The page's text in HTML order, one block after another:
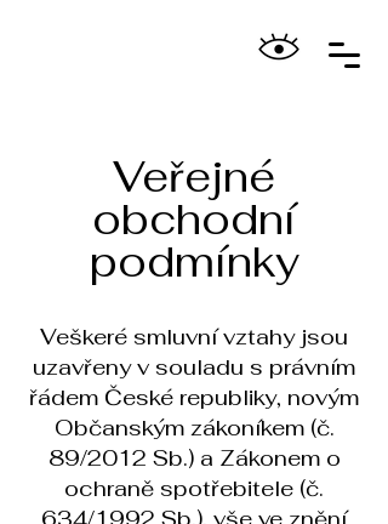
Veřejné
obchodní
podmínky
Veškeré smluvní vztahy jsou
uzavřeny v souladu s právním
řádem České republiky, novým
Občanským zákoníkem (č.
89/2012 Sb.) a Zákonem o
ochraně spotřebitele (č.